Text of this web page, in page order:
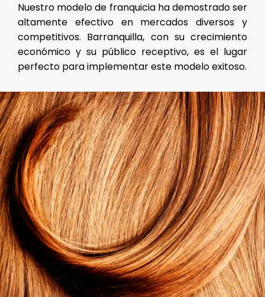
Nuestro modelo de franquicia ha demostrado ser
altamente efectivo en mercados diversos y
competitivos. Barranquilla, con su crecimiento
económico y su público receptivo, es el lugar
perfecto para implementar este modelo exitoso.